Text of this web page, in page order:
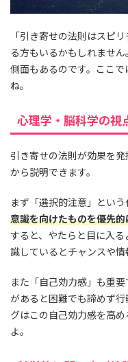
「引き寄せの法則はスピ
る方もいるかもしれませ
側面もあるのです。ここ
ね。
心理学・脳科学の視
引き寄せの法則が効果を
から説明できます。
まず「選択的注意」とい
意識を向けたものを優先
すると、やたらと目に入
識しているとチャンスや情
また「自己効力感」も重
があると困難でも諦めず
グはこの自己効力感を高
よ。